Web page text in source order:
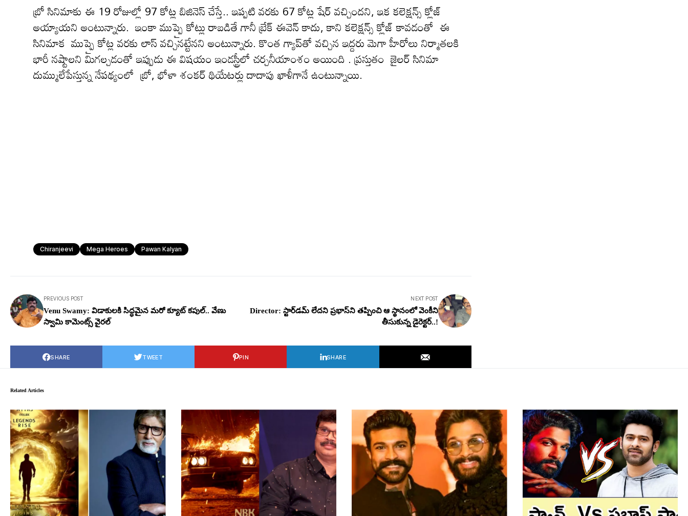
బ్రో సినిమాకు ఈ 19 రోజుల్లో 97 కోట్ల బిజినెస్ చేస్తే.. ఇప్పటి వరకు 67 కోట్ల షేర్ వచ్చిందని, ఇక క‌లెక్ష‌న్స్ క్లోజ్
అయ్యాయని అంటున్నారు. ఇంకా ముప్పై కోట్లు రాబడితే గానీ బ్రేక్ ఈవెన్ కాదు, కాని క‌లెక్ష‌న్స్ క్లోజ్ కావ‌డంతో ఈ
సినిమాక ముప్పై కోట్ల వరకు లాస్ వచ్చినట్టేన‌ని అంటున్నారు. కొంత గ్యాప్‌తో వ‌చ్చిన ఇద్ద‌రు మెగా హీరోలు నిర్మాత‌ల‌కి
భారీ న‌ష్టాల‌ని మిగ‌ల్చ‌డంతో ఇప్పుడు ఈ విష‌యం ఇండ‌స్ట్రీలో చ‌ర్చ‌నీయాంశం అయింది . ప్ర‌స్తుతం జైలర్ సినిమా
దుమ్ములేపేస్తున్న నేప‌థ్యంలో బ్రో, భోళా శంకర్ థియేటర్లు దాదాపు ఖాళీగానే ఉంటున్నాయి.
Chiranjeevi Mega Heroes Pawan Kalyan
PREVIOUS POST
Venu Swamy: విడాకుల‌కి సిద్ధ‌మైన మ‌రో క్యూట్ క‌పుల్.. వేణు
స్వామి కామెంట్స్ వైర‌ల్
NEXT POST
Director: స్టార్‌డ‌మ్ లేద‌ని ప్ర‌భాస్‌ని త‌ప్పించి ఆ స్థానంలో వెంకీని
తీసుకున్న డైరెక్ట‌ర్..!
SHARE TWEET PIN SHARE
Related Articles